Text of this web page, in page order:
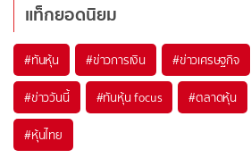
แท็กยอดนิยม
#ทันหุ้น #ข่าวการเงิน #ข่าวเศรษฐกิจ
#ข่าววันนี้ #ทันหุ้น focus #ตลาดหุ้น
#หุ้นไทย